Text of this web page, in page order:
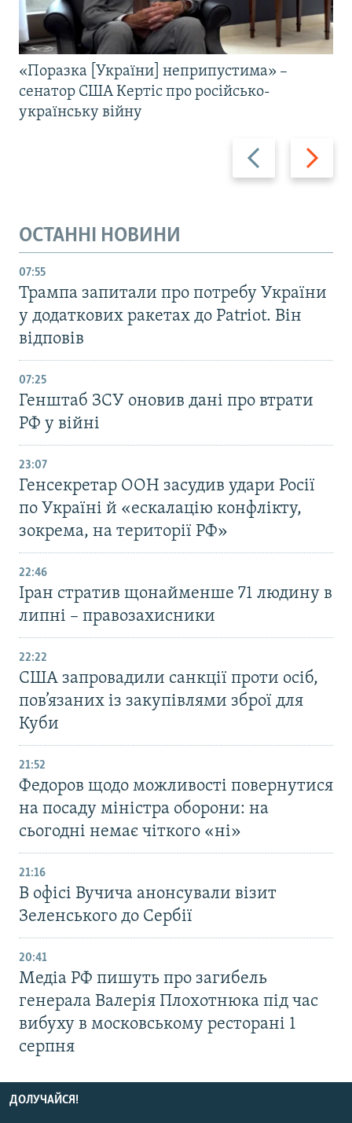
Назад Вперед
«Поразка [України] неприпустима» –
сенатор США Кертіс про російсько-
українську війну
ОСТАННІ НОВИНИ
07:55
Трампа запитали про потребу України
у додаткових ракетах до Patriot. Він
відповів
07:25
Генштаб ЗСУ оновив дані про втрати
РФ у війні
23:07
Генсекретар ООН засудив удари Росії
по Україні й «ескалацію конфлікту,
зокрема, на території РФ»
22:46
Іран стратив щонайменше 71 людину в
липні – правозахисники
22:22
США запровадили санкції проти осіб,
пов’язаних із закупівлями зброї для
Куби
21:52
Федоров щодо можливості повернутися
на посаду міністра оборони: на
сьогодні немає чіткого «ні»
21:16
В офісі Вучича анонсували візит
Зеленського до Сербії
20:41
Медіа РФ пишуть про загибель
генерала Валерія Плохотнюка під час
вибуху в московському ресторані 1
серпня
ДОЛУЧАЙСЯ!